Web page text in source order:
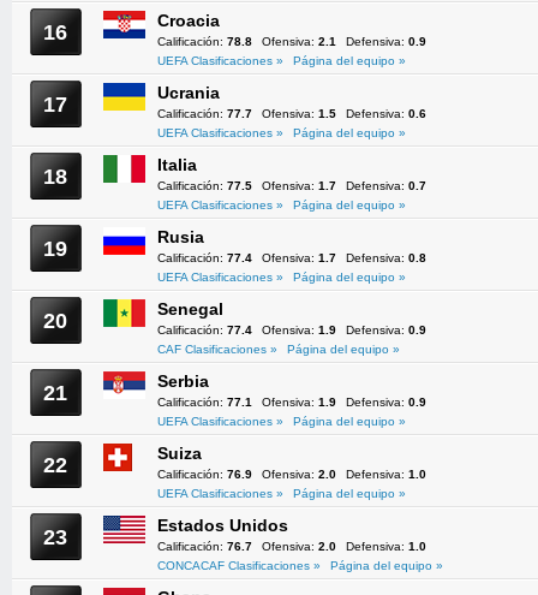
16 Croacia
Calificación: 78.8 Ofensiva: 2.1 Defensiva: 0.9
UEFA Clasificaciones »
Página del equipo »
17 Ucrania
Calificación: 77.7 Ofensiva: 1.5 Defensiva: 0.6
UEFA Clasificaciones »
Página del equipo »
18 Italia
Calificación: 77.5 Ofensiva: 1.7 Defensiva: 0.7
UEFA Clasificaciones »
Página del equipo »
19 Rusia
Calificación: 77.4 Ofensiva: 1.7 Defensiva: 0.8
UEFA Clasificaciones »
Página del equipo »
20 Senegal
Calificación: 77.4 Ofensiva: 1.9 Defensiva: 0.9
CAF Clasificaciones »
Página del equipo »
21 Serbia
Calificación: 77.1 Ofensiva: 1.9 Defensiva: 0.9
UEFA Clasificaciones »
Página del equipo »
22 Suiza
Calificación: 76.9 Ofensiva: 2.0 Defensiva: 1.0
UEFA Clasificaciones »
Página del equipo »
23 Estados Unidos
Calificación: 76.7 Ofensiva: 2.0 Defensiva: 1.0
CONCACAF Clasificaciones »
Página del equipo »